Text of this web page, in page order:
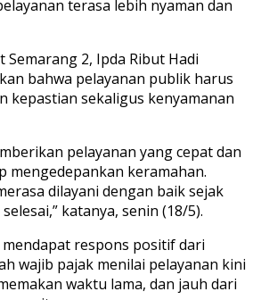
terasa lebih nyaman dan
Semarang 2, Ipda Ribut Hadi
bahwa pelayanan publik harus
kepastian sekaligus kenyamanan
pelayanan yang cepat dan
mengedepankan keramahan.
dilayani dengan baik sejak
katanya, senin (18/5).
respons positif dari
wajib pajak menilai pelayanan kini
waktu lama, dan jauh dari